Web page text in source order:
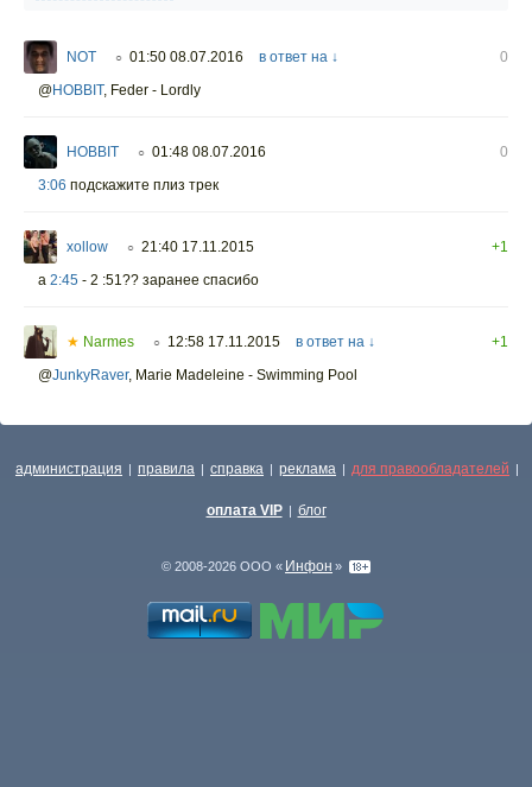
NOT ○ 01:50 08.07.2016 в ответ на ↓
0
@HOBBIT, Feder - Lordly
HOBBIT ○ 01:48 08.07.2016
0
3:06 подскажите плиз трек
xollow ○ 21:40 17.11.2015
+1
а 2:45 - 2 :51?? заранее спасибо
★ Narmes ○ 12:58 17.11.2015 в ответ на ↓
+1
@JunkyRaver, Marie Madeleine - Swimming Pool
администрация | правила | справка | реклама | для правообладателей |
оплата VIP | блог
© 2008-2026 ООО « Инфон »